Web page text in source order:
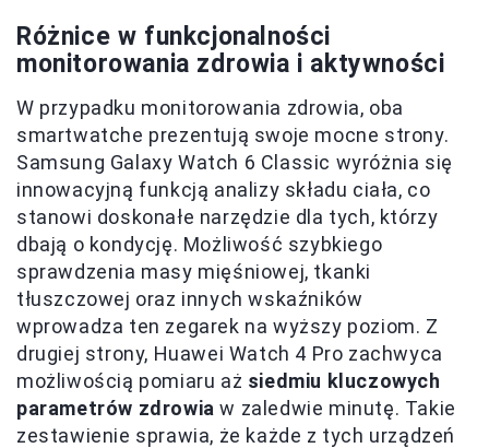
Różnice w funkcjonalności
monitorowania zdrowia i aktywności
W przypadku monitorowania zdrowia, oba
smartwatche prezentują swoje mocne strony.
Samsung Galaxy Watch 6 Classic wyróżnia się
innowacyjną funkcją analizy składu ciała, co
stanowi doskonałe narzędzie dla tych, którzy
dbają o kondycję. Możliwość szybkiego
sprawdzenia masy mięśniowej, tkanki
tłuszczowej oraz innych wskaźników
wprowadza ten zegarek na wyższy poziom. Z
drugiej strony, Huawei Watch 4 Pro zachwyca
możliwością pomiaru aż siedmiu kluczowych
parametrów zdrowia w zaledwie minutę. Takie
zestawienie sprawia, że każde z tych urządzeń